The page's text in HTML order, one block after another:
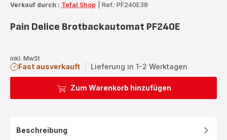
Verkauf durch : Tefal Shop Ref.: PF240E38
Pain Delice Brotbackautomat PF240E
inkl. MwSt
Fast ausverkauft Lieferung in 1-2 Werktagen
Zum Warenkorb hinzufügen
Beschreibung